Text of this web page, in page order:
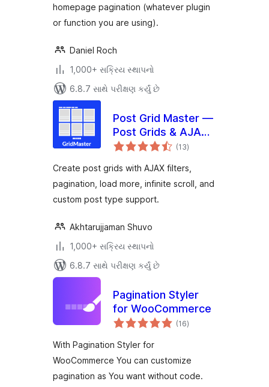
homepage pagination (whatever plugin
or function you are using).
Daniel Roch
1,000+ સક્રિય સ્થાપનો
6.8.7 સાથે પરીક્ષણ કર્યું છે
Post Grid Master —
Post Grids & AJAX
Filters
(13કુલ
રેટિંગ્સ
)
Create post grids with AJAX filters,
pagination, load more, infinite scroll, and
custom post type support.
Akhtarujjaman Shuvo
1,000+ સક્રિય સ્થાપનો
6.8.7 સાથે પરીક્ષણ કર્યું છે
Pagination Styler
for WooCommerce
(16કુલ
રેટિંગ્સ
)
With Pagination Styler for
WooCommerce You can customize
pagination as You want without code.